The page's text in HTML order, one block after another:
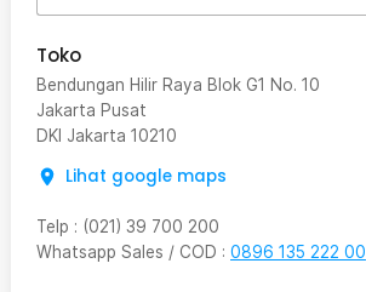
Toko
Bendungan Hilir Raya Blok G1 No. 10
Jakarta Pusat
DKI Jakarta 10210
Lihat google maps
Telp : (021) 39 700 200
Whatsapp Sales / COD : 0896 135 222 00